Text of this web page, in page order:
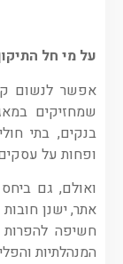
על מי חל
אפשר לנשום
שמחזיקים
בנקים, בתי
ופחות על
ואולם, גם
אתר, ישנן
חשיפה להפרות
המנהלתיות